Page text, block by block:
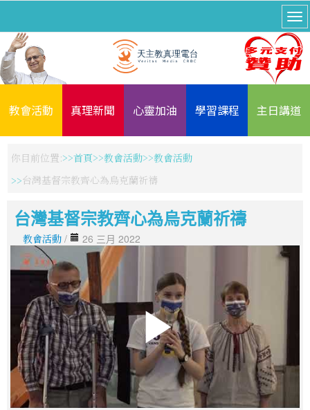
教會活動 真理新聞 心靈加油 學習課程 主日講道
你目前位置: 首頁 教會活動
教會活動
台灣基督宗教齊心為烏克蘭祈禱
台灣基督宗教齊心為烏克蘭祈禱
教會活動 / 26 三月 2022